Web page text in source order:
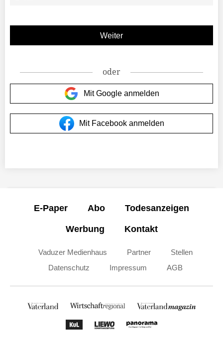
oder
Mit Google anmelden
Mit Facebook anmelden
E-Paper Abo Todesanzeigen
Werbung Kontakt
Vaduzer Medienhaus Partner
Stellen
Datenschutz
Impressum AGB